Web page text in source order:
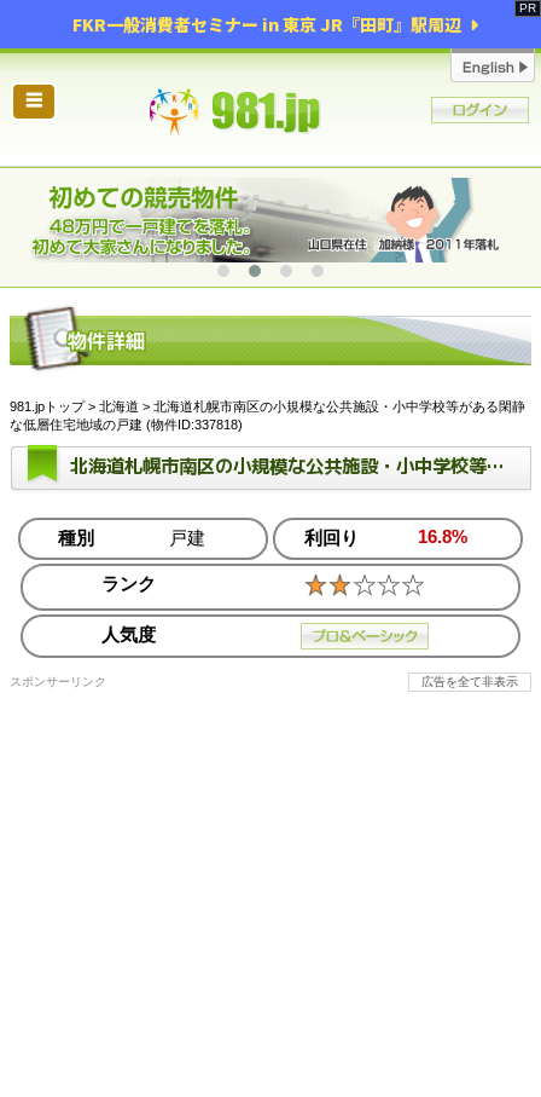
FKR一般消費者セミナー in 東京 JR『田町』駅周辺
☰
981.jpトップ> 北海道 > 北海道札幌市南区の小規模な公共施設・小中学校等がある閑静
な低層住宅地域の戸建 (物件ID:337818)
北海道札幌市南区の小規模な公共施設・小中学校等がある閑静な低層住宅地域の戸建
種別 戸建 利回り 16.8%
ランク
人気度
スポンサーリンク 広告を全て非表示